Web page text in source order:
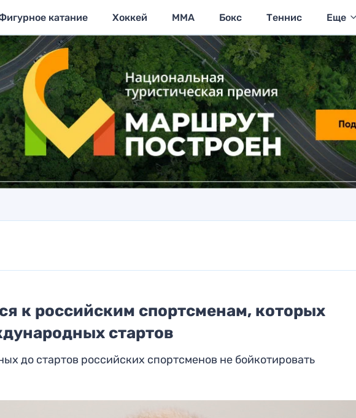
катание Хоккей MMA Бокс Теннис Еще
к российским спортсменам, которых
стартов
до стартов российских спортсменов не бойкотировать